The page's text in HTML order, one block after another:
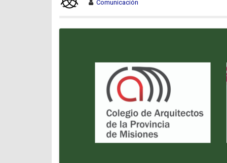
Comunicación